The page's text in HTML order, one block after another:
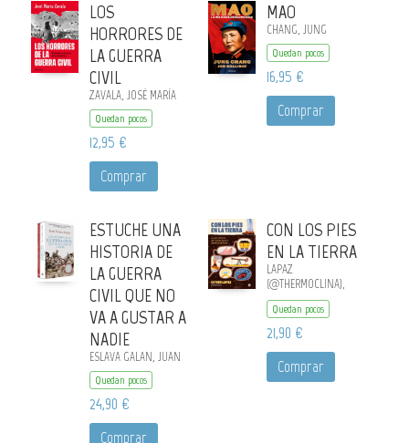
LOS
HORRORES DE
LA GUERRA
CIVIL
ZAVALA, JOSÉ MARÍA
Quedan pocos
12,95 €
Comprar
MAO
CHANG, JUNG
Quedan pocos
16,95 €
Comprar
ESTUCHE UNA
HISTORIA DE
LA GUERRA
CIVIL QUE NO
VA A GUSTAR A
NADIE
ESLAVA GALAN, JUAN
Quedan pocos
24,90 €
Comprar
CON LOS PIES
EN LA TIERRA
LAPAZ
(@THERMOCLINA),
ESTHER
Quedan pocos
21,90 €
Comprar